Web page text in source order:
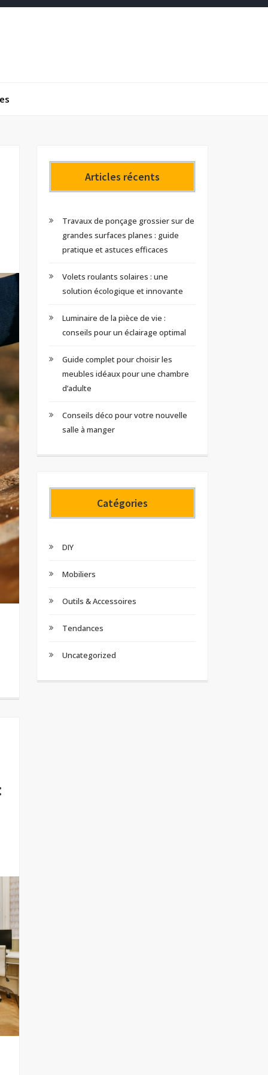
Articles récents
Travaux de ponçage grossier sur de
grandes surfaces planes : guide
pratique et astuces efficaces
Volets roulants solaires : une
solution écologique et innovante
Luminaire de la pièce de vie :
conseils pour un éclairage optimal
Guide complet pour choisir les
meubles idéaux pour une chambre
d’adulte
Conseils déco pour votre nouvelle
salle à manger
Catégories
DIY
Mobiliers
Outils & Accessoires
Tendances
Uncategorized